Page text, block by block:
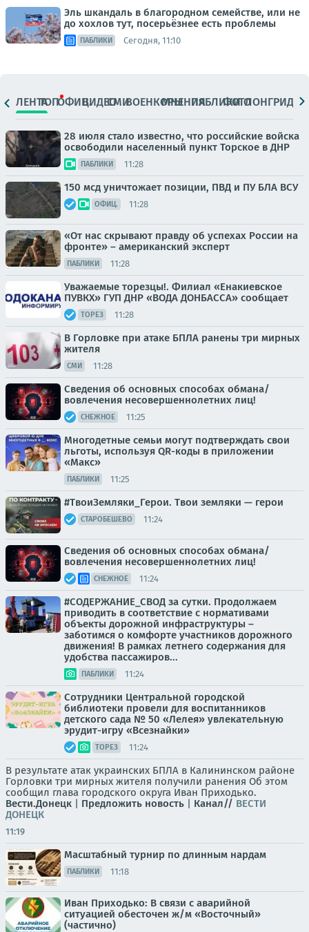
Эль шкандаль в благородном семействе, или не
до хохлов тут, посерьёзнее есть проблемы
ПАБЛИКИ Сегодня, 11:10
ЛЕНТАТОПОФИЦ.ВИДЕОСМИВОЕНКОРЫМНЕНИЯПАБЛИКИ
ФОТОЛОНГРИДЫ
28 июля стало известно, что российские войска
освободили населенный пункт Торское в ДНР
ПАБЛИКИ 11:28
150 мсд уничтожает позиции, ПВД и ПУ БЛА ВСУ
ОФИЦ. 11:28
«От нас скрывают правду об успехах России на
фронте» – американский эксперт
ПАБЛИКИ 11:28
Уважаемые торезцы!. Филиал «Енакиевское
ПУВКХ» ГУП ДНР «ВОДА ДОНБАССА» сообщает
ТОРЕЗ 11:28
В Горловке при атаке БПЛА ранены три мирных
жителя
СМИ 11:28
Сведения об основных способах обмана/
вовлечения несовершеннолетних лиц!
СНЕЖНОЕ 11:25
Многодетные семьи могут подтверждать свои
льготы, используя QR-коды в приложении
«Макс»
ПАБЛИКИ 11:25
#ТвоиЗемляки_Герои. Твои земляки — герои
СТАРОБЕШЕВО 11:24
Сведения об основных способах обмана/
вовлечения несовершеннолетних лиц!
СНЕЖНОЕ 11:24
#СОДЕРЖАНИЕ_СВОД за сутки. Продолжаем
приводить в соответствие с нормативами
объекты дорожной инфраструктуры –
заботимся о комфорте участников дорожного
движения! В рамках летнего содержания для
удобства пассажиров...
ПАБЛИКИ 11:24
Сотрудники Центральной городской
библиотеки провели для воспитанников
детского сада № 50 «Лелея» увлекательную
эрудит-игру «Всезнайки»
ТОРЕЗ 11:24
В результате атак украинских БПЛА в Калининском районе
Горловки три мирных жителя получили ранения Об этом
сообщил глава городского округа Иван Приходько.
Вести.Донецк | Предложить новость | Канал// ВЕСТИ
ДОНЕЦК
11:19
Масштабный турнир по длинным нардам
ПАБЛИКИ 11:18
Иван Приходько: В связи с аварийной
ситуацией обесточен ж/м «Восточный»
(частично)